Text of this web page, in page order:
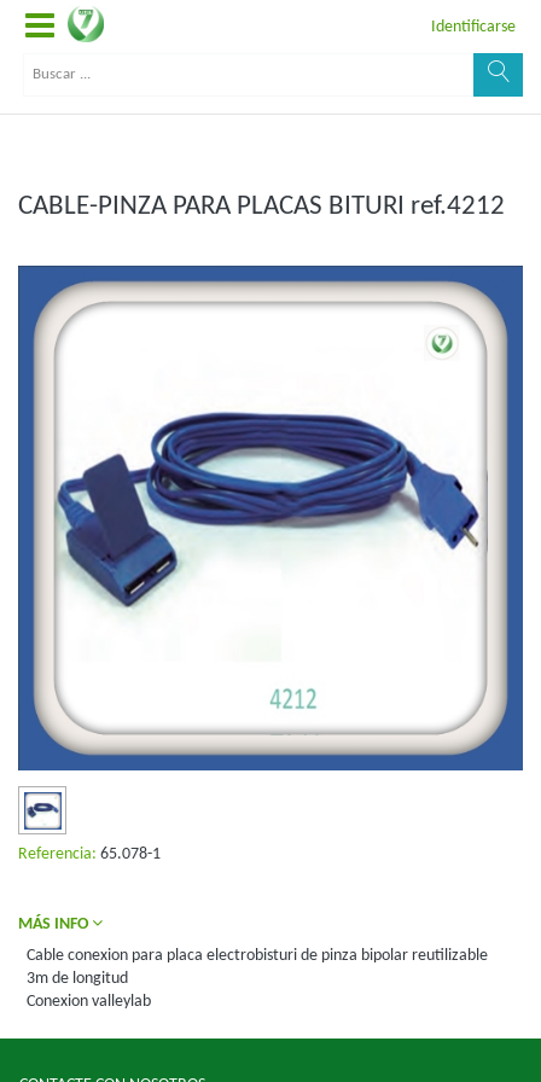
Identificarse
CABLE-PINZA PARA PLACAS BITURI ref.4212
Referencia: 65.078-1
MÁS INFO
Cable conexion para placa electrobisturi de pinza bipolar reutilizable
3m de longitud
Conexion valleylab